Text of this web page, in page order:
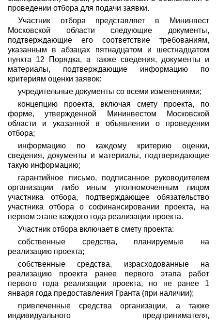
проведении отбора для подачи заявки.
Участник отбора представляет в Мининвест
Московской области следующие документы,
подтверждающие его соответствие требованиям,
указанным в абзацах пятнадцатом и шестнадцатом
пункта 12 Порядка, а также сведения, документы и
материалы, подтверждающие информацию по
критериям оценки заявок:
учредительные документы со всеми изменениями;
концепцию проекта, включая смету проекта, по
форме, утвержденной Мининвестом Московской
области и указанной в объявлении о проведении
отбора;
информацию по каждому критерию оценки,
сведения, документы и материалы, подтверждающие
такую информацию;
гарантийное письмо, подписанное руководителем
организации либо иным уполномоченным лицом
участника отбора, подтверждающее обязательство
участника отбора о софинансировании проекта, на
первом этапе каждого года реализации проекта.
Участник отбора включает в смету проекта:
собственные средства, планируемые на
реализацию проекта;
собственные средства, израсходованные на
реализацию проекта ранее первого этапа работ
первого года реализации проекта, но не ранее 1
января года предоставления Гранта (при наличии);
привлеченные средства организации, а также
индивидуального предпринимателя,